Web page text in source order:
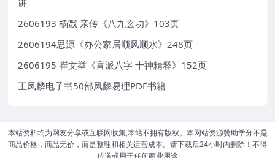
2606193 杨戬 亲传《八九玄功》103页
2606194思源《办公家居顺风顺水》248页
2606195 崔文举《盲派八字 十神精释》152页
王凤麟电子书50部凤麟易理PDF书籍
本站资料均为网友分享或互联网收集,本站不拥有版权。本网站资源赞助学分不是
商品价格，商品无价，而是整理和相关运营成本。请下载后24小时内删除！不得
传递或用于任何商业用途